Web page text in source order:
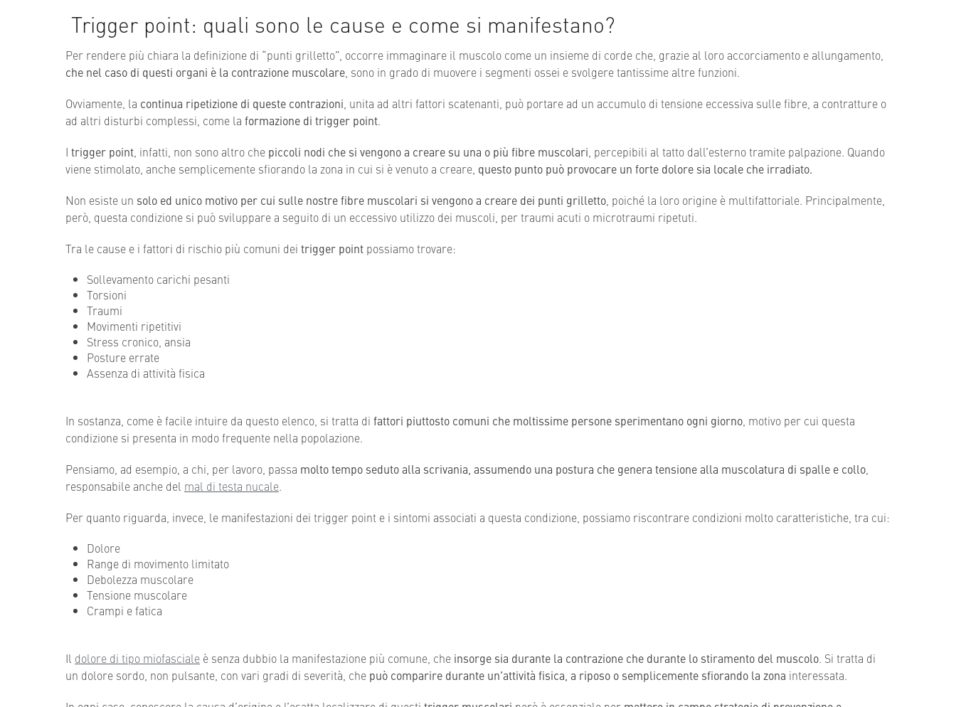
Trigger point: quali sono le cause e come si manifestano?
Per rendere più chiara la definizione di “punti grilletto”, occorre immaginare il muscolo come un insieme di corde che, grazie al loro accorciamento e allungamento,
che nel caso di questi organi è la contrazione muscolare , sono in grado di muovere i segmenti ossei e svolgere tantissime altre funzioni.
Ovviamente, la continua ripetizione di queste contrazioni , unita ad altri fattori scatenanti, può portare ad un accumulo di tensione eccessiva sulle fibre, a contratture o
ad altri disturbi complessi, come la formazione di trigger point
I trigger point , infatti, non sono altro che piccoli nodi che si vengono a creare su una o più fibre muscolari , percepibili al tatto dall’esterno tramite palpazione. Quando
viene stimolato, anche semplicemente sfiorando la zona in cui si è venuto a creare, questo punto può provocare un forte dolore sia locale che irradiato.
Non esiste un solo ed unico motivo per cui sulle nostre fibre muscolari si vengono a creare dei punti grilletto , poiché la loro origine è multifattoriale. Principalmente,
però, questa condizione si può sviluppare a seguito di un eccessivo utilizzo dei muscoli, per traumi acuti o microtraumi ripetuti.
Tra le cause e i fattori di rischio più comuni dei trigger point possiamo trovare:
Sollevamento carichi pesanti
Torsioni
Traumi
Movimenti ripetitivi
Stress cronico, ansia
Posture errate
Assenza di attività fisica
In sostanza, come è facile intuire da questo elenco, si tratta di fattori piuttosto comuni che moltissime persone sperimentano ogni giorno , motivo per cui questa
condizione si presenta in modo frequente nella popolazione.
Pensiamo, ad esempio, a chi, per lavoro, passa molto tempo seduto alla scrivania, assumendo una postura che genera tensione alla muscolatura di spalle e collo
responsabile anche del mal di testa nucale
Per quanto riguarda, invece, le manifestazioni dei trigger point e i sintomi associati a questa condizione, possiamo riscontrare condizioni molto caratteristiche, tra cui:
Dolore
Range di movimento limitato
Debolezza muscolare
Tensione muscolare
Crampi e fatica
Il dolore di tipo miofasciale è senza dubbio la manifestazione più comune, che insorge sia durante la contrazione che durante lo stiramento del muscolo . Si tratta di
un dolore sordo, non pulsante, con vari gradi di severità, che può comparire durante un'attività fisica, a riposo o semplicemente sfiorando la zona interessata.